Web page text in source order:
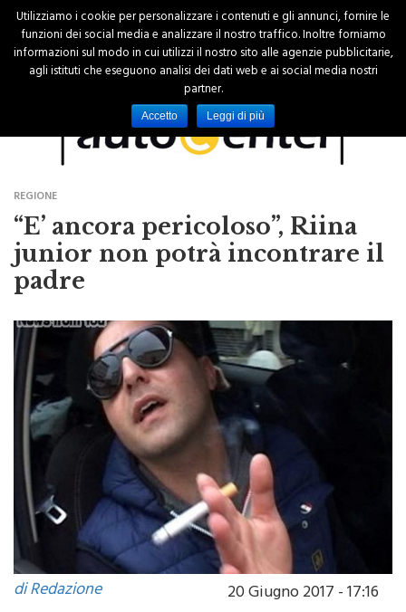
REGIONE
“E’ ancora pericoloso”, Riina
junior non potrà incontrare il
Utilizziamo i cookie per personalizzare i contenuti e gli annunci, fornire le
funzioni dei social media e analizzare il nostro traffico. Inoltre forniamo
informazioni sul modo in cui utilizzi il nostro sito alle agenzie pubblicitarie,
agli istituti che eseguono analisi dei dati web e ai social media nostri
partner.
Accetto Leggi di più